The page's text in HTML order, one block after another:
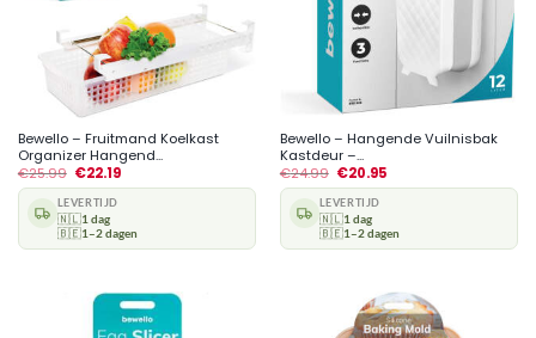
Bewello – Fruitmand Koelkast
Organizer Hangend...
€25.99 €22.19
LEVERTIJD
🇳🇱1 dag
🇧🇪1–2 dagen
Bewello – Hangende Vuilnisbak
Kastdeur –...
€24.99 €20.95
LEVERTIJD
🇳🇱1 dag
🇧🇪1–2 dagen